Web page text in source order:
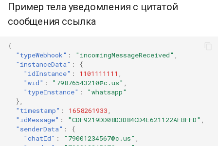
Пример тела уведомления с цитатой
сообщения ссылка
{
"typeWebhook" : "incomingMessageReceived" ,
"instanceData" :
{
"idInstance" : 1101111111 ,
"wid" : "79876543210@c.us" ,
"typeInstance" :
"whatsapp"
},
"timestamp" : 1658261933,
"idMessage" : "CDF9219DD08D3D84CD4E621122AFBFFD" ,
"senderData" :
{
"chatId" : "79001234567@c.us" ,